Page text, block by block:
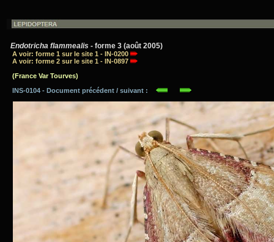
Endotricha flammealis - forme 3 (août 2005)
A voir: forme 1 sur le site 1 - IN-0200
A voir: forme 2 sur le site 1 - IN-0897
(France Var Tourves)
INS-0104 - Document précédent / suivant :